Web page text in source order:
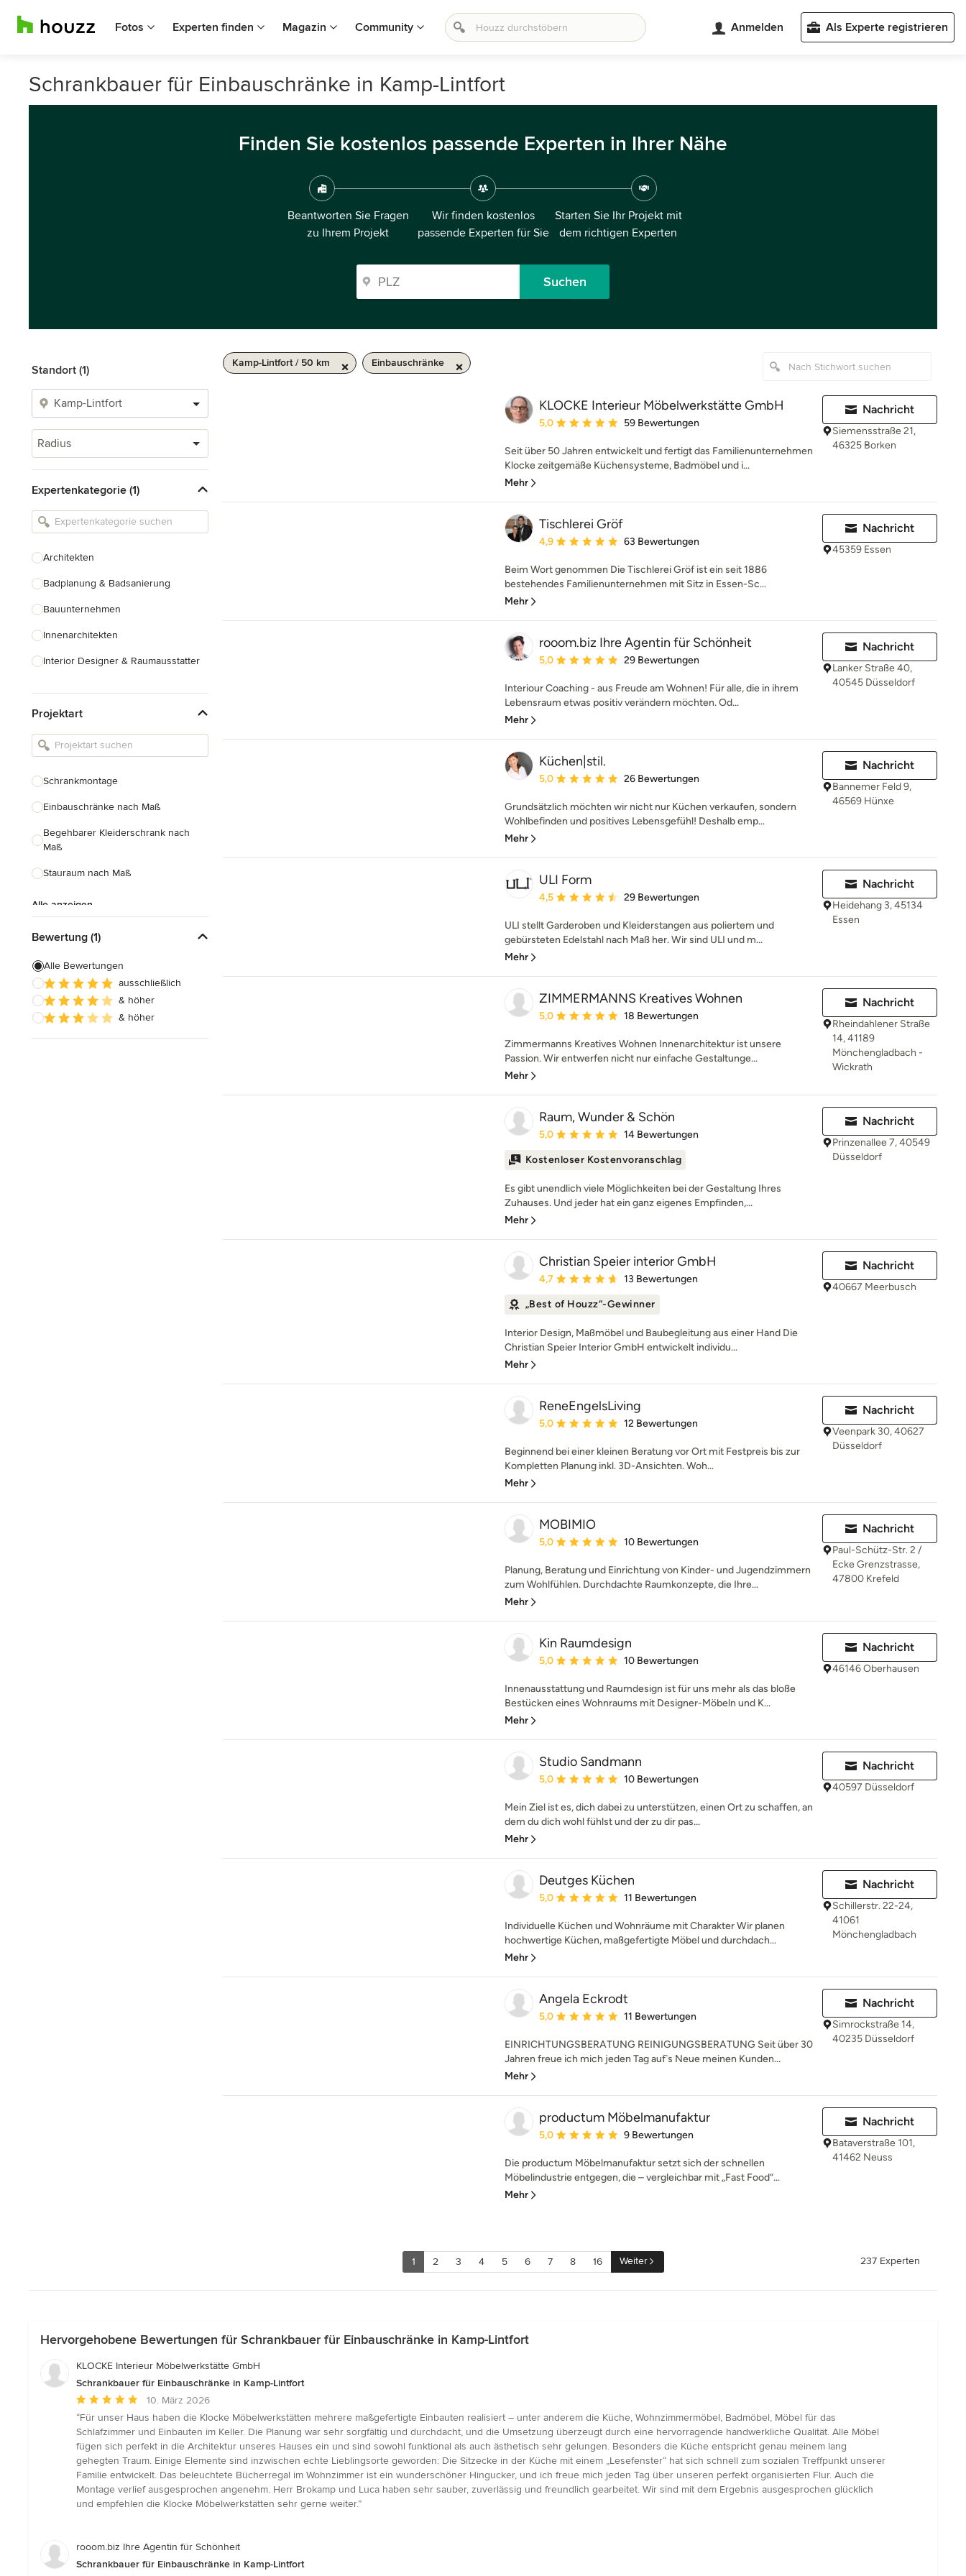
Fotos Experten finden Magazin Community Anmelden Als Experte registrieren
Schrankbauer für Einbauschränke in Kamp-Lintfort
Finden Sie kostenlos passende Experten in Ihrer Nähe
Beantworten Sie Fragen
zu Ihrem Projekt
Wir finden kostenlos
passende Experten für Sie
Starten Sie Ihr Projekt mit
dem richtigen Experten
Suchen
Standort (1)
Radius
Expertenkategorie (1)
Architekten
Badplanung & Badsanierung
Bauunternehmen
Innenarchitekten
Interior Designer & Raumausstatter
Landschaftsarchitekten
Armaturen & Sanitärbedarf
Einbauschränke
Projektart
Schrankmontage
Einbauschränke nach Maß
Begehbarer Kleiderschrank nach
Maß
Stauraum nach Maß
Alle anzeigen
Bewertung (1)
Alle Bewertungen
ausschließlich
& höher
& höher
Kamp-Lintfort / 50 km Einbauschränke
KLOCKE Interieur Möbelwerkstätte GmbH
Durchschnittliche Bewertung: 5 von 5 Sternen
5,0 59 Bewertungen
Seit über 50 Jahren entwickelt und fertigt das Familienunternehmen
Klocke zeitgemäße Küchensysteme, Badmöbel und i...
Mehr
Nachricht
Siemensstraße 21,
46325 Borken
Tischlerei Gröf
Durchschnittliche Bewertung: 4.9 von 5 Sternen
4,9 63 Bewertungen
Beim Wort genommen Die Tischlerei Gröf ist ein seit 1886
bestehendes Familienunternehmen mit Sitz in Essen-Sc...
Mehr
Nachricht
45359 Essen
rooom.biz Ihre Agentin für Schönheit
Durchschnittliche Bewertung: 5 von 5 Sternen
5,0 29 Bewertungen
Interiour Coaching - aus Freude am Wohnen! Für alle, die in ihrem
Lebensraum etwas positiv verändern möchten. Od...
Mehr
Nachricht
Lanker Straße 40,
40545 Düsseldorf
Küchen|stil.
Durchschnittliche Bewertung: 5 von 5 Sternen
5,0 26 Bewertungen
Grundsätzlich möchten wir nicht nur Küchen verkaufen, sondern
Wohlbefinden und positives Lebensgefühl! Deshalb emp...
Mehr
Nachricht
Bannemer Feld 9,
46569 Hünxe
ULI Form
Durchschnittliche Bewertung: 4.5 von 5 Sternen
4,5 29 Bewertungen
ULI stellt Garderoben und Kleiderstangen aus poliertem und
gebürsteten Edelstahl nach Maß her. Wir sind ULI und m...
Mehr
Nachricht
Heidehang 3, 45134
Essen
ZIMMERMANNS Kreatives Wohnen
Durchschnittliche Bewertung: 5 von 5 Sternen
5,0 18 Bewertungen
Zimmermanns Kreatives Wohnen Innenarchitektur ist unsere
Passion. Wir entwerfen nicht nur einfache Gestaltunge...
Mehr
Nachricht
Rheindahlener Straße
14, 41189
Mönchengladbach -
Wickrath
Raum, Wunder & Schön
Durchschnittliche Bewertung: 5 von 5 Sternen
5,0 14 Bewertungen
Kostenloser Kostenvoranschlag
Es gibt unendlich viele Möglichkeiten bei der Gestaltung Ihres
Zuhauses. Und jeder hat ein ganz eigenes Empfinden,...
Mehr
Nachricht
Prinzenallee 7, 40549
Düsseldorf
Christian Speier interior GmbH
Durchschnittliche Bewertung: 4.7 von 5 Sternen
4,7 13 Bewertungen
„Best of Houzz“-Gewinner
Interior Design, Maßmöbel und Baubegleitung aus einer Hand Die
Christian Speier Interior GmbH entwickelt individu...
Mehr
Nachricht
40667 Meerbusch
ReneEngelsLiving
Durchschnittliche Bewertung: 5 von 5 Sternen
5,0 12 Bewertungen
Beginnend bei einer kleinen Beratung vor Ort mit Festpreis bis zur
Kompletten Planung inkl. 3D-Ansichten. Woh...
Mehr
Nachricht
Veenpark 30, 40627
Düsseldorf
MOBIMIO
Durchschnittliche Bewertung: 5 von 5 Sternen
5,0 10 Bewertungen
Planung, Beratung und Einrichtung von Kinder- und Jugendzimmern
zum Wohlfühlen. Durchdachte Raumkonzepte, die Ihre...
Mehr
Nachricht
Paul-Schütz-Str. 2 /
Ecke Grenzstrasse,
47800 Krefeld
Kin Raumdesign
Durchschnittliche Bewertung: 5 von 5 Sternen
5,0 10 Bewertungen
Innenausstattung und Raumdesign ist für uns mehr als das bloße
Bestücken eines Wohnraums mit Designer-Möbeln und K...
Mehr
Nachricht
46146 Oberhausen
Studio Sandmann
Durchschnittliche Bewertung: 5 von 5 Sternen
5,0 10 Bewertungen
Mein Ziel ist es, dich dabei zu unterstützen, einen Ort zu schaffen, an
dem du dich wohl fühlst und der zu dir pas...
Mehr
Nachricht
40597 Düsseldorf
Deutges Küchen
Durchschnittliche Bewertung: 5 von 5 Sternen
5,0 11 Bewertungen
Individuelle Küchen und Wohnräume mit Charakter Wir planen
hochwertige Küchen, maßgefertigte Möbel und durchdach...
Mehr
Nachricht
Schillerstr. 22-24,
41061
Mönchengladbach
Angela Eckrodt
Durchschnittliche Bewertung: 5 von 5 Sternen
5,0 11 Bewertungen
EINRICHTUNGSBERATUNG REINIGUNGSBERATUNG Seit über 30
Jahren freue ich mich jeden Tag auf`s Neue meinen Kunden...
Mehr
Nachricht
Simrockstraße 14,
40235 Düsseldorf
productum Möbelmanufaktur
Durchschnittliche Bewertung: 5 von 5 Sternen
5,0 9 Bewertungen
Die productum Möbelmanufaktur setzt sich der schnellen
Möbelindustrie entgegen, die – vergleichbar mit „Fast Food“...
Mehr
Nachricht
Bataverstraße 101,
41462 Neuss
1 2 3 4 5 6 7 8 16 Weiter 237 Experten
Hervorgehobene Bewertungen für Schrankbauer für Einbauschränke in Kamp-Lintfort
KLOCKE Interieur Möbelwerkstätte GmbH
Schrankbauer für Einbauschränke in Kamp-Lintfort
Durchschnittliche
Bewertung:
5
von
5
Sternen
10. März 2026
“Für unser Haus haben die Klocke Möbelwerkstätten mehrere maßgefertigte Einbauten realisiert – unter anderem die Küche, Wohnzimmermöbel, Badmöbel, Möbel für das
Schlafzimmer und Einbauten im Keller. Die Planung war sehr sorgfältig und durchdacht, und die Umsetzung überzeugt durch eine hervorragende handwerkliche Qualität. Alle Möbel
fügen sich perfekt in die Architektur unseres Hauses ein und sind sowohl funktional als auch ästhetisch sehr gelungen. Besonders die Küche entspricht genau meinem lang
gehegten Traum. Einige Elemente sind inzwischen echte Lieblingsorte geworden: Die Sitzecke in der Küche mit einem „Lesefenster“ hat sich schnell zum sozialen Treffpunkt unserer
Familie entwickelt. Das beleuchtete Bücherregal im Wohnzimmer ist ein wunderschöner Hingucker, und ich freue mich jeden Tag über unseren perfekt organisierten Flur. Auch die
Montage verlief ausgesprochen angenehm. Herr Brokamp und Luca haben sehr sauber, zuverlässig und freundlich gearbeitet. Wir sind mit dem Ergebnis ausgesprochen glücklich
und empfehlen die Klocke Möbelwerkstätten sehr gerne weiter.”
rooom.biz Ihre Agentin für Schönheit
Schrankbauer für Einbauschränke in Kamp-Lintfort